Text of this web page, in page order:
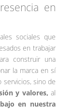
en
sociales que
en trabajar
construir una
la marca en sí
sino de
y valores, al
en nuestra